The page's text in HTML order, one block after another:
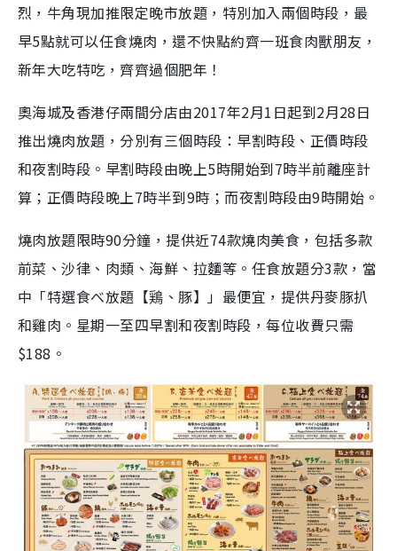
烈，牛角現加推限定晚市放題，特別加入兩個時段，最
早5點就可以任食燒肉，還不快點約齊一班食肉獸朋友，
新年大吃特吃，齊齊過個肥年！
奧海城及香港仔兩間分店由2017年2月1日起到2月28日
推出燒肉放題，分別有三個時段：早割時段、正價時段
和夜割時段。早割時段由晚上5時開始到7時半前離座計
算；正價時段晚上7時半到9時；而夜割時段由9時開始。
燒肉放題限時90分鐘，提供近74款燒肉美食，包括多款
前菜、沙律、肉類、海鮮、拉麵等。任食放題分3款，當
中「特選食べ放題【鶏、豚】」最便宜，提供丹麥豚扒
和雞肉。星期一至四早割和夜割時段，每位收費只需
$188。